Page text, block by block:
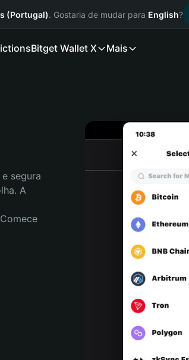
(Portugal). Gostaria de mudar para English?
Bitget Wallet X Mais
segura
A